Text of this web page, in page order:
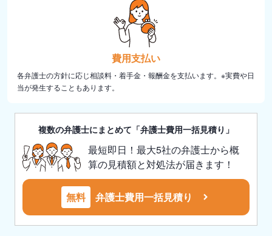
費用支払い
各弁護士の方針に応じ相談料・着手金・報酬金を支払います。※実費や日
当が発生することもあります。
複数の弁護士にまとめて「弁護士費用一括見積り」
最短即日！最大5社の弁護士から概
算の見積額と対処法が届きます！
無料 弁護士費用一括見積り